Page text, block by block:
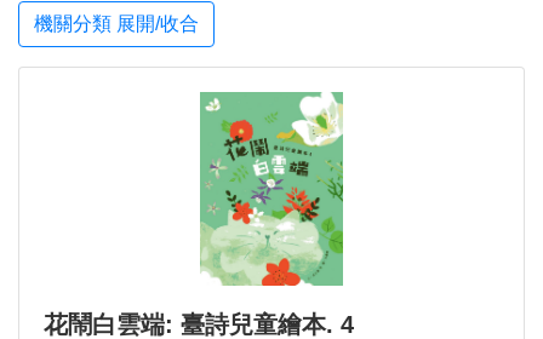
機關分類 展開/收合
花鬧白雲端: 臺詩兒童繪本. 4